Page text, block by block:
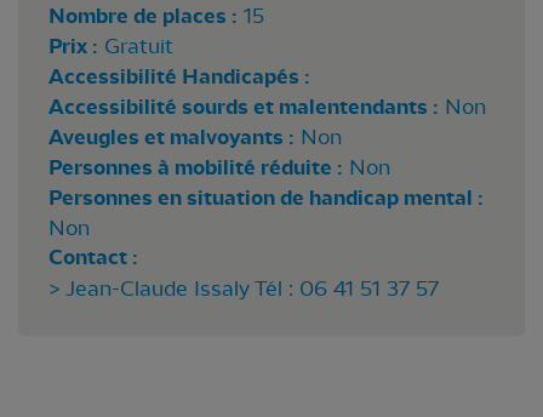
Nombre de places : 15
Prix : Gratuit
Accessibilité Handicapés :
Accessibilité sourds et malentendants : Non
Aveugles et malvoyants : Non
Personnes à mobilité réduite : Non
Personnes en situation de handicap mental :
Non
Contact :
> Jean-Claude Issaly Tél : 06 41 51 37 57